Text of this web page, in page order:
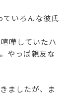
ていろんな彼氏
嘩していたハ
やっぱ親友な
ましたが、ま